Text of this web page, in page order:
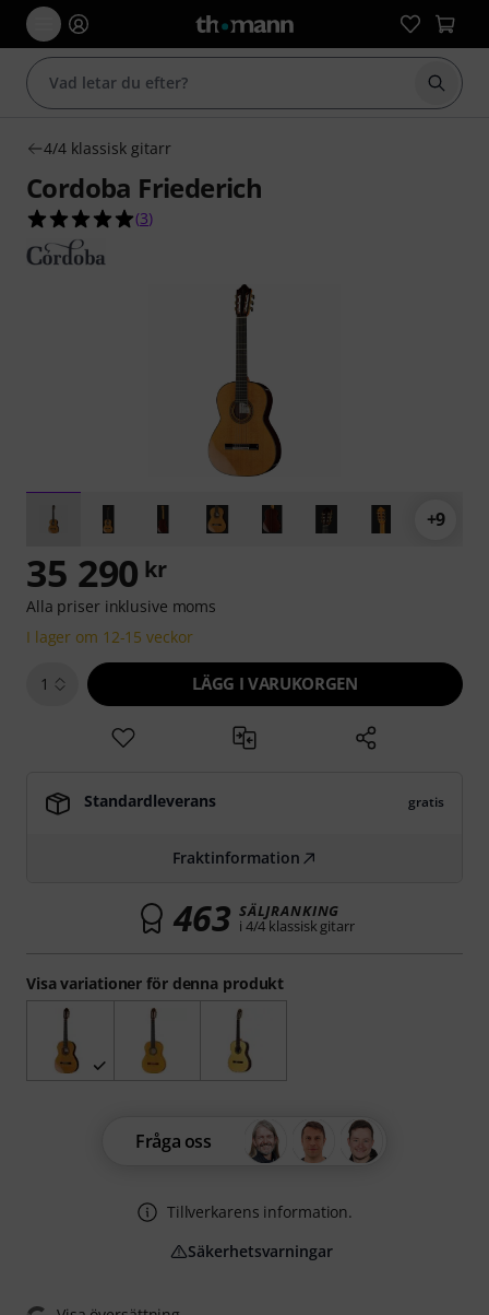
Börja
4/4 klassisk gitarr
Cordoba Friederich
5.0 av 5 stjärnor från 3 kundbetyg
(3)
+9
Visa variationer för denna produkt
35 290 kr
Alla priser inklusive moms
I lager om 12-15 veckor
1 LÄGG I VARUKORGEN
Standardleverans gratis
Fraktinformation
463 SÄLJRANKING
i 4/4 klassisk gitarr
Fråga oss
Tillverkarens information.
Säkerhetsvarningar